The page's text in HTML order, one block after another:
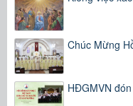
Chúc Mừng
HĐGMVN